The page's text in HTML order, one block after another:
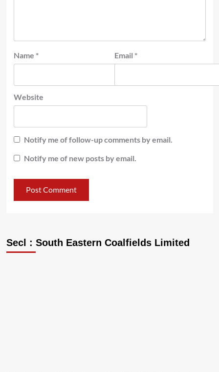
Name * Email *
Website
Notify me of follow-up comments by email.
Notify me of new posts by email.
Secl : South Eastern Coalfields Limited